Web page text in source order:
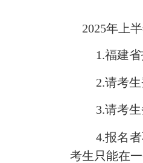
2025年上
1.福建
2.请考生
3.请考
4.报名
考生只能在